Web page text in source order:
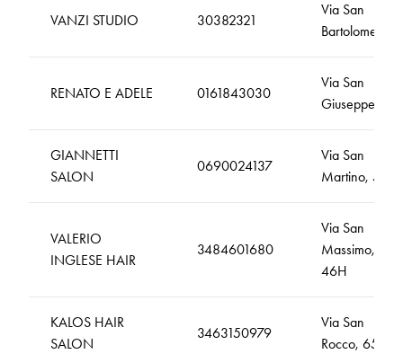
VANZI STUDIO 30382321
Via San
Bartolomeo, 7
RENATO E ADELE 0161843030
Via San
Giuseppe, 50
GIANNETTI
SALON
0690024137
Via San
Martino, 54
VALERIO
INGLESE HAIR
3484601680
Via San
Massimo,
46H
KALOS HAIR
SALON
3463150979
Via San
Rocco, 65A